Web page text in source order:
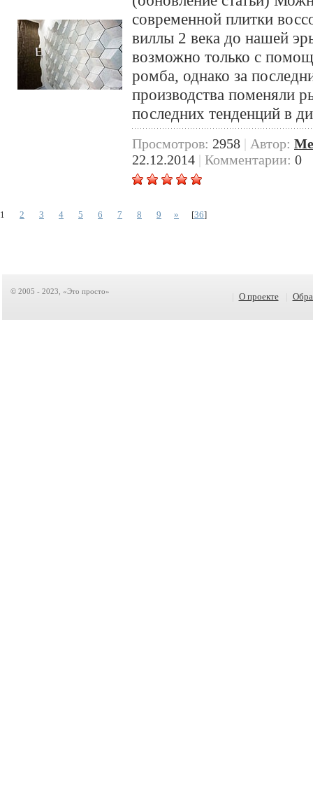
современной плитки
виллы 2 века до нашей
возможно только с
ромба, однако за
производства поменяли
последних тенденций в
Просмотров: 2958 | Автор:
22.12.2014 | Комментарии: 0
1 2 3 4 5 6 7 8 9 » [36]
© 2005 - 2023, «Это просто» О проекте